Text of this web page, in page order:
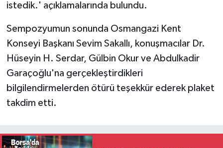
istedik.' açıklamalarında bulundu.
Sempozyumun sonunda Osmangazi Kent
Konseyi Başkanı Sevim Sakallı, konuşmacılar Dr.
Hüseyin H. Serdar, Gülbin Okur ve Abdulkadir
Garaçoğlu'na gerçekleştirdikleri
bilgilendirmelerden ötürü teşekkür ederek plaket
takdim etti.